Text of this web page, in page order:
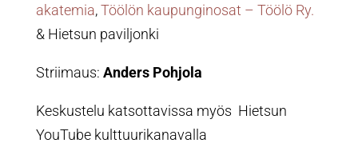
akatemia,Töölön kaupunginosat – Töölö Ry.
& Hietsun paviljonki
Striimaus: Anders Pohjola
Keskustelu katsottavissa myös Hietsun
YouTube kulttuurikanavalla